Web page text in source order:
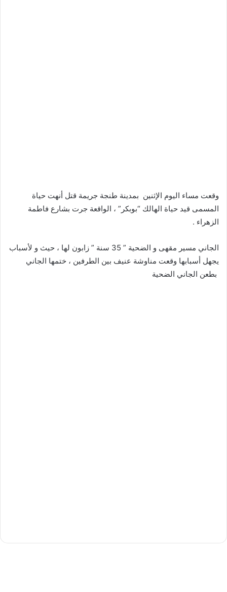
وقعت مساء اليوم الإثنين بمدينة طنجة جريمة قتل أنهت حياة
المسمى قيد حياة الهالك “بوبكر” ، الواقعة جرت بشارع فاطمة
الزهراء .
الجاني مسير مقهى و الضحية ” 35 سنة ” زابون لها ، حيث و لأسباب
يجهل أسبابها وقعت مناوشة عنيف بين الطرفين ، ختمها الجاني
بطعن الجاني الضحية